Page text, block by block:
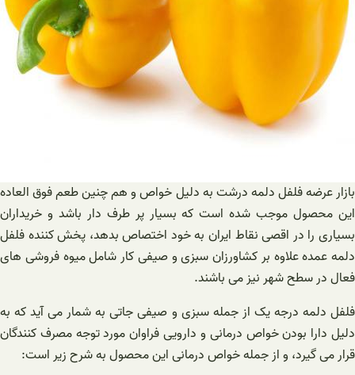
بازار عرضه فلفل دلمه درشت به دلیل خواص و هم چنین طعم فوق العاده
این محصول موجب شده است که بسیار پر طرف دار باشد و خریداران
بسیاری را در اقصی نقاط ایران به خود اختصاص بدهد، پخش کننده فلفل
دلمه عمده علاوه بر کشاورزان سبزی و صیفی کار شامل میوه فروشی های
فعال در سطح شهر نیز می باشند.
فلفل دلمه درجه یک از جمله سبزی و صیفی جاتی به شمار می آید که به
دلیل دارا بودن خواص درمانی و دارویی فراوان مورد توجه مصرف کنندگان
قرار می گیرد، و از جمله خواص درمانی این محصول به شرح زیر است: